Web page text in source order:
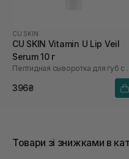
CU SKIN
CU SKIN Vitamin U Lip Veil
Serum 10 г
Пептидная
396₴
Товари зі знижками в